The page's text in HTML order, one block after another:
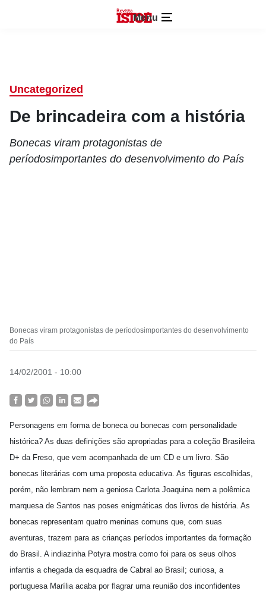
Menu
Uncategorized
De brincadeira com a história
Bonecas viram protagonistas de
períodosimportantes do desenvolvimento do País
Bonecas viram protagonistas de períodosimportantes do desenvolvimento
do País
14/02/2001 - 10:00
Personagens em forma de boneca ou bonecas com personalidade
histórica? As duas definições são apropriadas para a coleção Brasileira
D+ da Freso, que vem acompanhada de um CD e um livro. São
bonecas literárias com uma proposta educativa. As figuras escolhidas,
porém, não lembram nem a geniosa Carlota Joaquina nem a polêmica
marquesa de Santos nas poses enigmáticas dos livros de história. As
bonecas representam quatro meninas comuns que, com suas
aventuras, trazem para as crianças períodos importantes da formação
do Brasil. A indiazinha Potyra mostra como foi para os seus olhos
infantis a chegada da esquadra de Cabral ao Brasil; curiosa, a
portuguesa Marília acaba por flagrar uma reunião dos inconfidentes